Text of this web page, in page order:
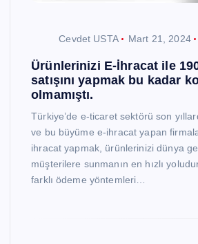
Cevdet USTA Mart 21, 2024
Ürünlerinizi E-İhracat ile
satışını yapmak bu kadar
olmamıştı.
Türkiye’de e-ticaret sektörü son
ve bu büyüme e-ihracat yapan
ihracat yapmak, ürünlerinizi dünya
müşterilere sunmanın en hızlı
farklı ödeme yöntemleri…